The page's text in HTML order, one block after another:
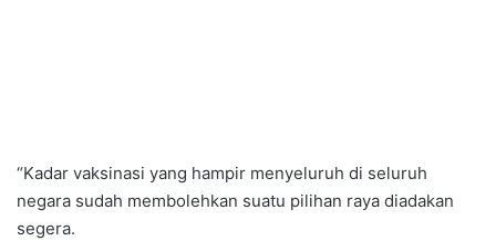
“Kadar vaksinasi yang hampir menyeluruh di seluruh
negara sudah membolehkan suatu pilihan raya diadakan
segera.